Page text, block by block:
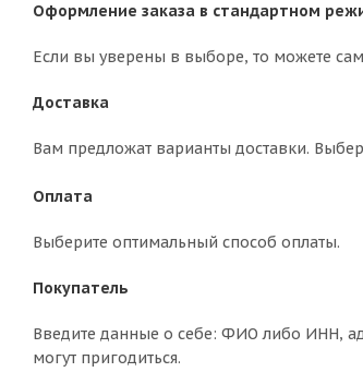
Оформление заказа в стандартном
Если вы уверены в выборе, то можете
Доставка
Вам предложат варианты доставки.
Оплата
Выберите оптимальный способ оплаты.
Покупатель
Введите данные о себе: ФИО либо ИНН,
могут пригодиться.